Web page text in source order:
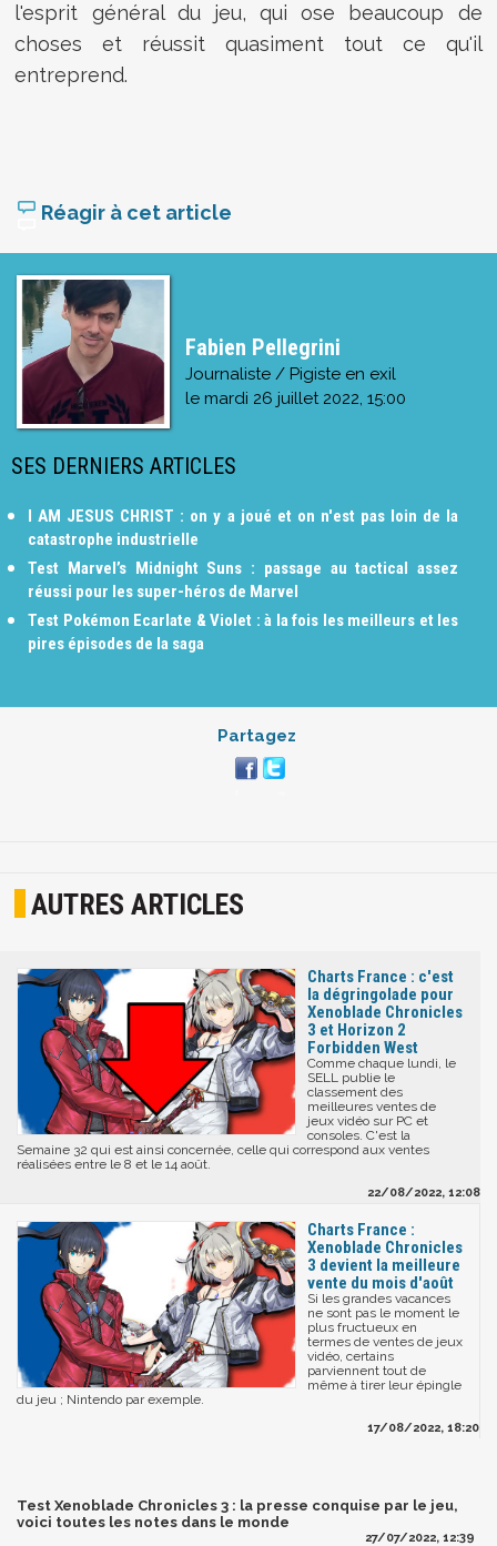
l'esprit général du jeu, qui ose beaucoup de
choses et réussit quasiment tout ce qu'il
entreprend.
Réagir à cet article
Fabien Pellegrini
Journaliste / Pigiste en exil
le mardi 26 juillet 2022, 15:00
SES DERNIERS ARTICLES
I AM JESUS CHRIST : on y a joué et on n'est pas loin de la
catastrophe industrielle
Test Marvel’s Midnight Suns : passage au tactical assez
réussi pour les super-héros de Marvel
Test Pokémon Ecarlate & Violet : à la fois les meilleurs et les
pires épisodes de la saga
Partagez
AUTRES ARTICLES
Charts France : c'est
la dégringolade pour
Xenoblade Chronicles
3 et Horizon 2
Forbidden West
Comme chaque lundi, le
SELL publie le
classement des
meilleures ventes de
jeux vidéo sur PC et
consoles. C'est la
Semaine 32 qui est ainsi concernée, celle qui correspond aux ventes
réalisées entre le 8 et le 14 août.
22/08/2022, 12:08
Charts France :
Xenoblade Chronicles
3 devient la meilleure
vente du mois d'août
Si les grandes vacances
ne sont pas le moment le
plus fructueux en
termes de ventes de jeux
vidéo, certains
parviennent tout de
même à tirer leur épingle
du jeu ; Nintendo par exemple.
17/08/2022, 18:20
Test Xenoblade Chronicles 3 : la presse conquise par le jeu,
voici toutes les notes dans le monde
27/07/2022, 12:39